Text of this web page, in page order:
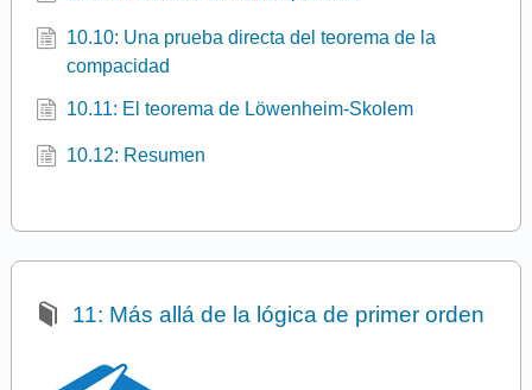
10.10: Una prueba directa del teorema de la
compacidad
10.11: El teorema de Löwenheim-Skolem
10.12: Resumen
11: Más allá de la lógica de primer orden